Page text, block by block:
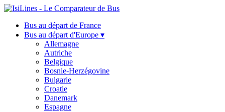
Bus au départ de France
Bus au départ d'Europe ▾
Allemagne
Autriche
Belgique
Bosnie-Herzégovine
Bulgarie
Croatie
Danemark
Espagne